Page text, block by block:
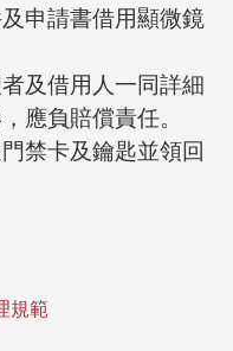
申請書借用顯微鏡
及借用人一同詳細
應負賠償責任。
禁卡及鑰匙並領回
規範